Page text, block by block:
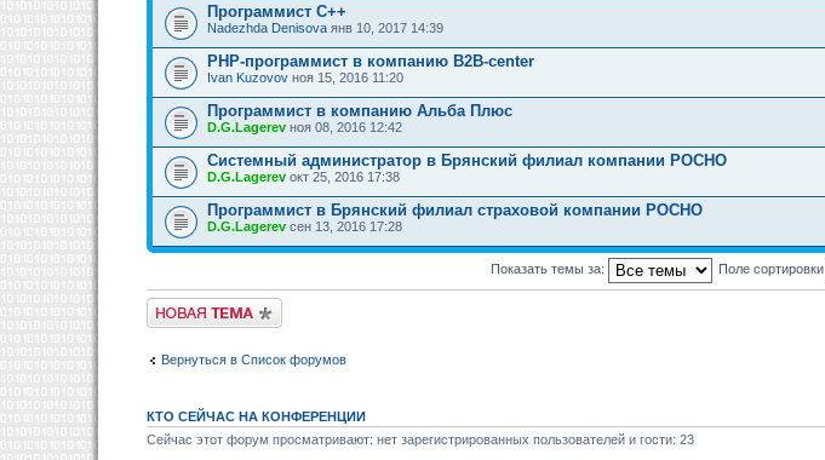
Программист С++
Nadezhda Denisova янв 10, 2017 14:39
PHP-программист в компанию B2B-center
Ivan Kuzovov ноя 15, 2016 11:20
Программист в компанию Альба Плюс
D.G.Lagerev ноя 08, 2016 12:42
Системный администратор в Брянский филиал компании РОСНО
D.G.Lagerev окт 25, 2016 17:38
Программист в Брянский филиал страховой компании РОСНО
D.G.Lagerev сен 13, 2016 17:28
Показать темы за: Поле сортировки
Новая тема
Вернуться в Список форумов
КТО СЕЙЧАС НА КОНФЕРЕНЦИИ
Сейчас этот форум просматривают: нет зарегистрированных пользователей и гости: 23